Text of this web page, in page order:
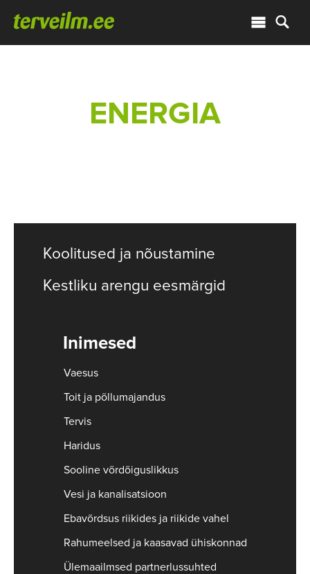
ENERGIA
Koolitused ja nõustamine
Kestliku arengu eesmärgid
Inimesed
Vaesus
Toit ja põllumajandus
Tervis
Haridus
Sooline võrdõiguslikkus
Vesi ja kanalisatsioon
Ebavõrdsus riikides ja riikide vahel
Rahumeelsed ja kaasavad ühiskonnad
Ülemaailmsed partnerlussuhted